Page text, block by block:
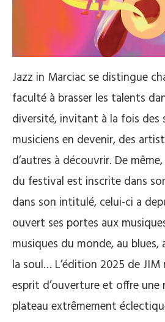
Jazz in Marciac se distingue
faculté à brasser les talents
diversité, invitant à la fois des
musiciens en devenir, des
d’autres à découvrir. De
du festival est inscrite dans
dans son intitulé, celui-ci a
ouvert ses portes aux
musiques du monde, au blues,
la soul… L’édition 2025 de
esprit d’ouverture et offre une
plateau extrêmement